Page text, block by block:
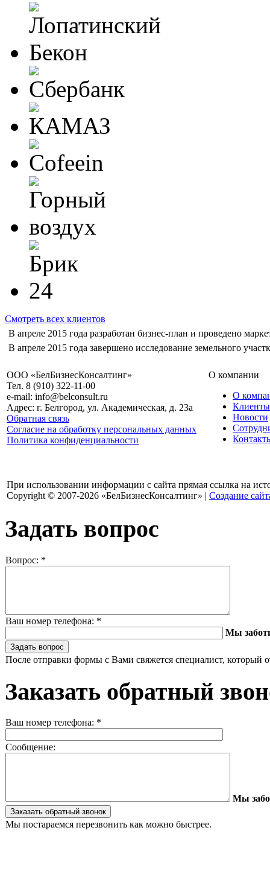
Смотреть всех клиентов
В апреле 2015 года разработан бизнес-план и проведено
В апреле 2015 года завершено исследование земельного
ООО «БелБизнесКонсалтинг»
Тел. 8 (910) 322-11-00
e-mail: info@belconsult.ru
Адрес: г. Белгород, ул. Академическая, д. 23а
Обратная связь
Согласие на обработку персональных данных
Политика конфиденциальности
О компании
О
Клиенты
Новости
При использовании информации с сайта прямая ссылка на
Copyright © 2007-2026 «БелБизнесКонсалтинг» | Создание
Задать вопрос
Вопрос: *
Ваш номер телефона: *
Мы
После отправки формы с Вами свяжется специалист, который
Заказать обратный
Ваш номер телефона: *
Сообщение:
Мы
Мы постараемся перезвонить как можно быстрее.